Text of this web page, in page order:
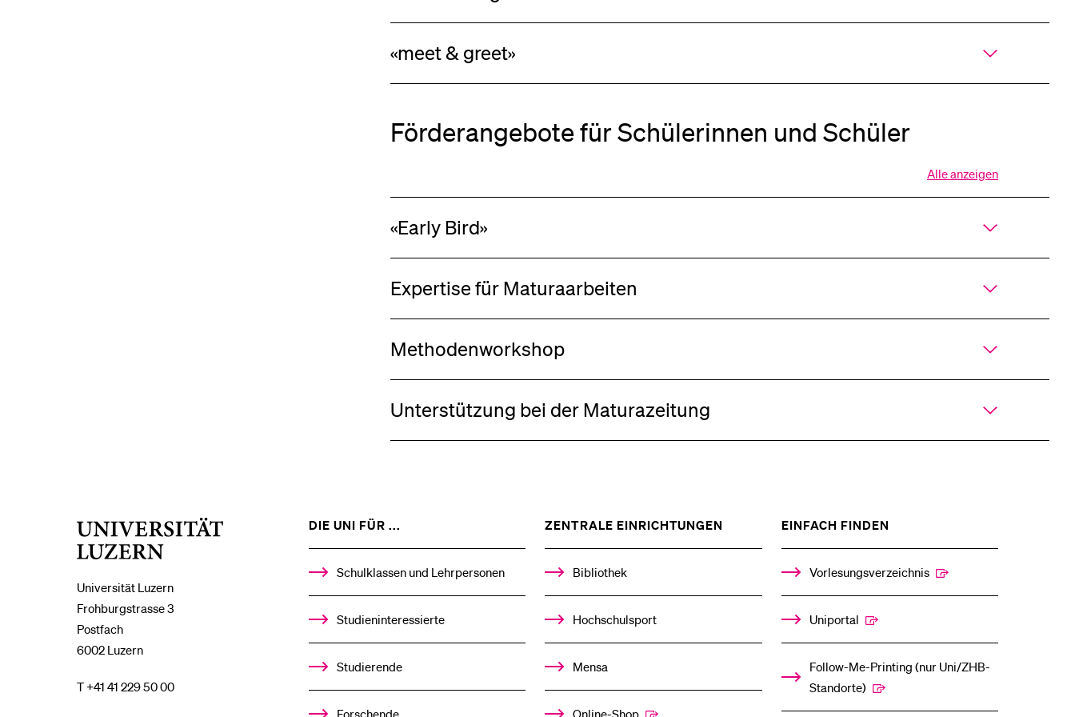
«meet & greet»
Förderangebote für Schülerinnen und Schüler
Alle anzeigen
Sektionen
Akkordeons
«Early Bird»
Expertise für Maturaarbeiten
Methodenworkshop
Unterstützung bei der Maturazeitung
Universität Luzern
Frohburgstrasse 3
Postfach
6002 Luzern
T +41 41 229 50 00
DIE UNI FÜR ...
%1$S
UNTERMENÜ
Aktuell
ausgewählt
Schulklassen und Lehrpersonen
Studieninteressierte
Studierende
Forschende
ZENTRALE EINRICHTUNGEN
%1$S
UNTERMENÜ
Bibliothek
Hochschulsport
Mensa
Online-Shop
EINFACH FINDEN
%1$S
UNTERMENÜ
Vorlesungsverzeichnis
Uniportal
Follow-Me-Printing­ ­(nur Uni/ZHB-
Standorte)